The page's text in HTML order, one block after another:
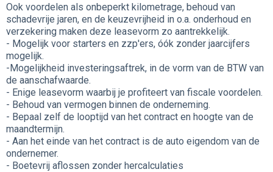
Ook voordelen als onbeperkt kilometrage, behoud van
schadevrije jaren, en de keuzevrijheid in o.a. onderhoud en
verzekering maken deze leasevorm zo aantrekkelijk.
- Mogelijk voor starters en zzp'ers, óók zonder jaarcijfers
mogelijk.
-Mogelijkheid investeringsaftrek, in de vorm van de BTW van
de aanschafwaarde.
- Enige leasevorm waarbij je profiteert van fiscale voordelen.
- Behoud van vermogen binnen de onderneming.
- Bepaal zelf de looptijd van het contract en hoogte van de
maandtermijn.
- Aan het einde van het contract is de auto eigendom van de
ondernemer.
- Boetevrij aflossen zonder hercalculaties